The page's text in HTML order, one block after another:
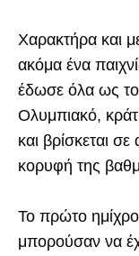
Χαρακτήρα και
ακόμα ένα
έδωσε όλα ως το
Ολυμπιακό,
και βρίσκεται
κορυφή της
Το πρώτο
μπορούσαν να